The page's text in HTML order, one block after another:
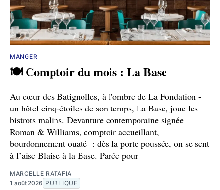
MANGER
🍽️ Comptoir du mois : La Base
Au cœur des Batignolles, à l'ombre de La Fondation -
un hôtel cinq-étoiles de son temps, La Base, joue les
bistrots malins. Devanture contemporaine signée
Roman & Williams, comptoir accueillant,
bourdonnement ouaté : dès la porte poussée, on se sent
à l’aise Blaise à la Base. Parée pour
MARCELLE RATAFIA
1 août 2026 PUBLIQUE